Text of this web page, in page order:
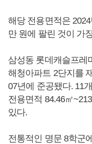
해당 전용면적은
만 원에 팔린 것이 가
삼성동 롯데캐슬프레
해청아파트 2단지를
07년에 준공됐다. 11
전용면적 84.46㎡
있다.
전통적인 명문 8학군